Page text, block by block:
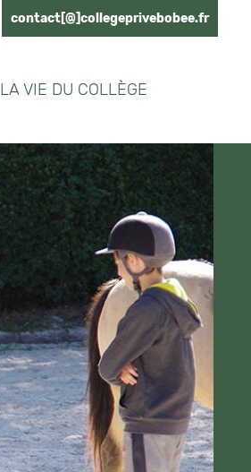
contact[@]collegeprivebobee.fr
LA VIE DU COLLÈGE